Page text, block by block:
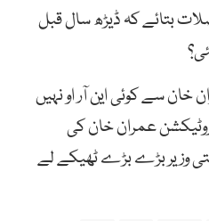
بتائے کہ ڈیڑھ سال قبل
خان سے کوئی این آر او نہیں
عمران خان کی
وزیر بڑے بڑے ٹھیکے لے